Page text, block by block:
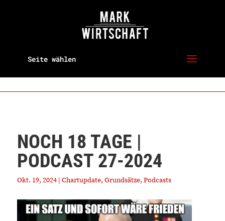
Seite wählen
NOCH 18 TAGE |
PODCAST 27-2024
Okt. 19, 2024| Chartupdate, Grundsätze, Podcasts